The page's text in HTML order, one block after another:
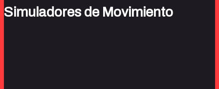
Simuladores de Movimiento